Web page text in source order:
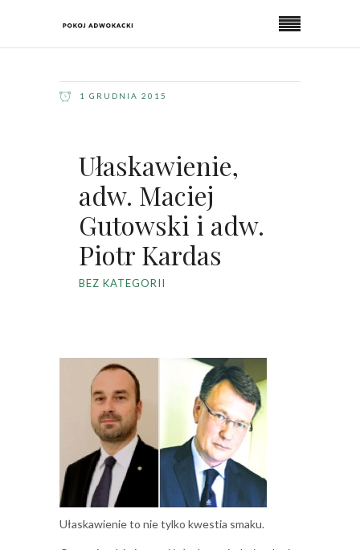
1 GRUDNIA 2015
Ułaskawienie,
adw. Maciej
Gutowski i adw.
Piotr Kardas
BEZ KATEGORII
Ułaskawienie to nie tylko kwestia smaku.